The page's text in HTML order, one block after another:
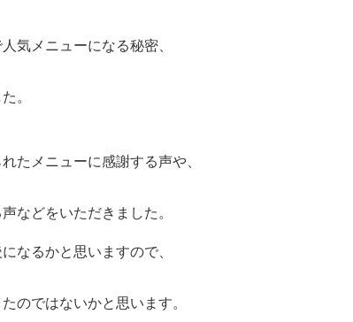
気メニューになる秘密、
。
たメニューに感謝する声や、
などをいただきました。
なるかと思いますので、
のではないかと思います。